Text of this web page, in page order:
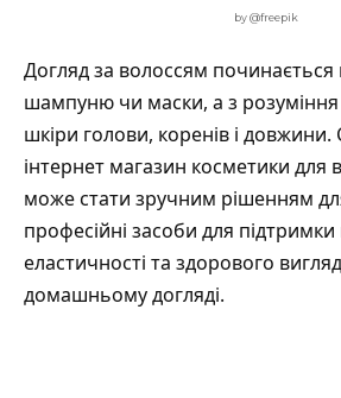
by @freepik
Догляд за волоссям
шампуню чи маски, а з
шкіри голови, коренів і
інтернет магазин косметики для
може стати зручним рішенням
професійні засоби для підтримки
еластичності та здорового
домашньому догляді.